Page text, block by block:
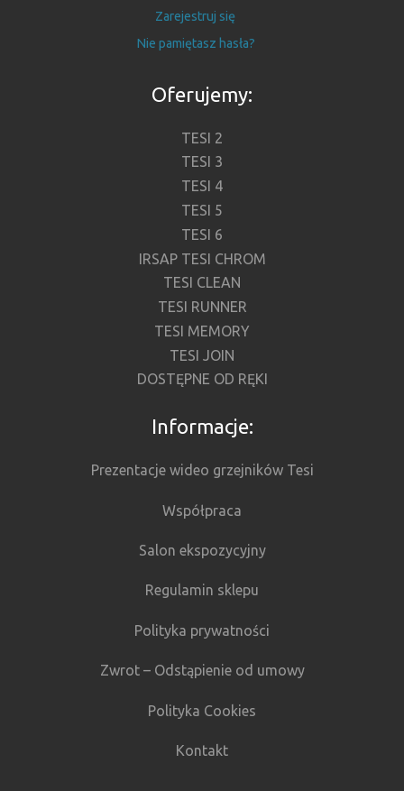
Zarejestruj się
Nie pamiętasz hasła?
Oferujemy:
TESI 2
TESI 3
TESI 4
TESI 5
TESI 6
IRSAP TESI CHROM
TESI CLEAN
TESI RUNNER
TESI MEMORY
TESI JOIN
DOSTĘPNE OD RĘKI
Informacje:
Prezentacje wideo grzejników Tesi
Współpraca
Salon ekspozycyjny
Regulamin sklepu
Polityka prywatności
Zwrot – Odstąpienie od umowy
Polityka Cookies
Kontakt